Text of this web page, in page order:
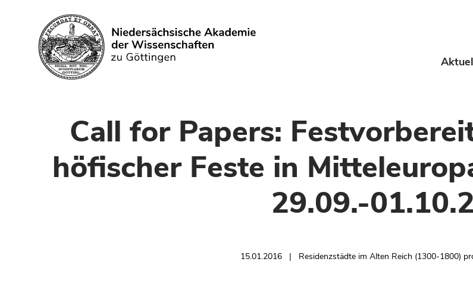
Suchen
Call for Papers:
höfischer Feste in
29.09.-
15.01.2016 Residenzstädte im Alten Reich (1300-1800)